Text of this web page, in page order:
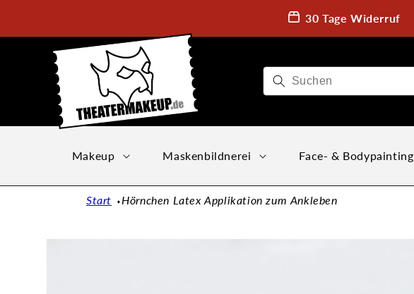
30 Tage Widerruf
Makeup Maskenbildnerei Face- & Bodypainting
Start Hörnchen Latex Applikation zum Ankleben
Zu